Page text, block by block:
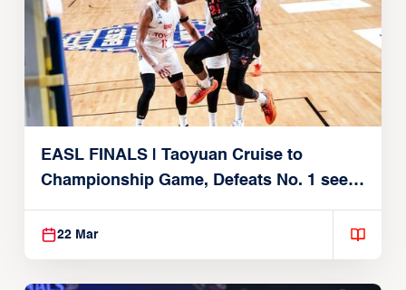
EASL FINALS | Taoyuan Cruise to
Championship Game, Defeats No. 1 seed
Alvark Tokyo
22 Mar